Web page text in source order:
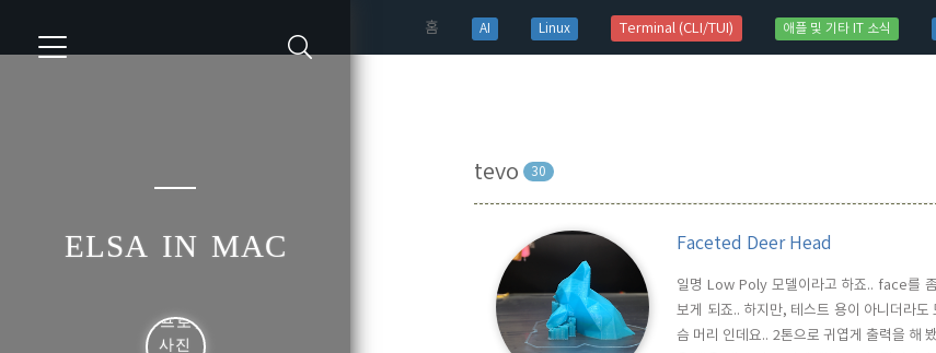
홈(current)
AI Linux Terminal (CLI/TUI) 애플 및 기타 IT 소식
elsa in mac
tevo 30
Faceted Deer Head
일명 Low Poly 모델이라고 하죠.. face를
보게 되죠.. 하지만, 테스트 용이 아니더라
슴 머리 인데요.. 2톤으로 귀엽게 출력을 해